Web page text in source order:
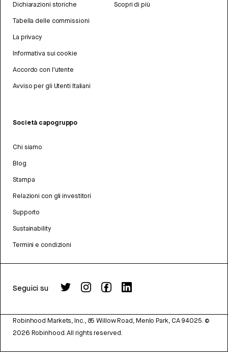
Dichiarazioni storiche
Tabella delle commissioni
La privacy
Informativa sui cookie
Accordo con l'utente
Avviso per gli Utenti Italiani
Scopri di più
Società capogruppo
Chi siamo
Blog
Stampa
Relazioni con gli investitori
Supporto
Sustainability
Termini e condizioni
Seguici su
Robinhood Markets, Inc., 85 Willow Road, Menlo Park, CA 94025. ©
2026 Robinhood. All rights reserved.